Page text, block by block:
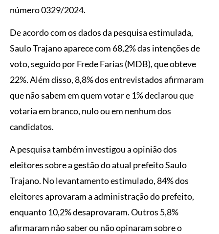
número 0329/2024.
De acordo com os dados da pesquisa estimulada,
Saulo Trajano aparece com 68,2% das intenções de
voto, seguido por Frede Farias (MDB), que obteve
22%. Além disso, 8,8% dos entrevistados afirmaram
que não sabem em quem votar e 1% declarou que
votaria em branco, nulo ou em nenhum dos
candidatos.
A pesquisa também investigou a opinião dos
eleitores sobre a gestão do atual prefeito Saulo
Trajano. No levantamento estimulado, 84% dos
eleitores aprovaram a administração do prefeito,
enquanto 10,2% desaprovaram. Outros 5,8%
afirmaram não saber ou não opinaram sobre o